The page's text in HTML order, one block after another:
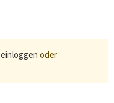
einloggen oder